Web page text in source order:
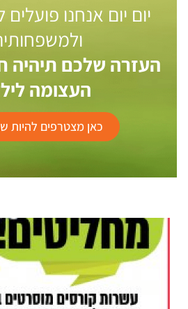
יום יום אנחנו פועלים
העזרה שלכם
העצומה
כאן מצטרפים להיות